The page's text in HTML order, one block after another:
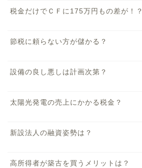
税金だけでＣＦに175万円もの差が！？
節税に頼らない方が儲かる？
設備の良し悪しは計画次第？
太陽光発電の売上にかかる税金？
新設法人の融資姿勢は？
高所得者が築古を買うメリットは？